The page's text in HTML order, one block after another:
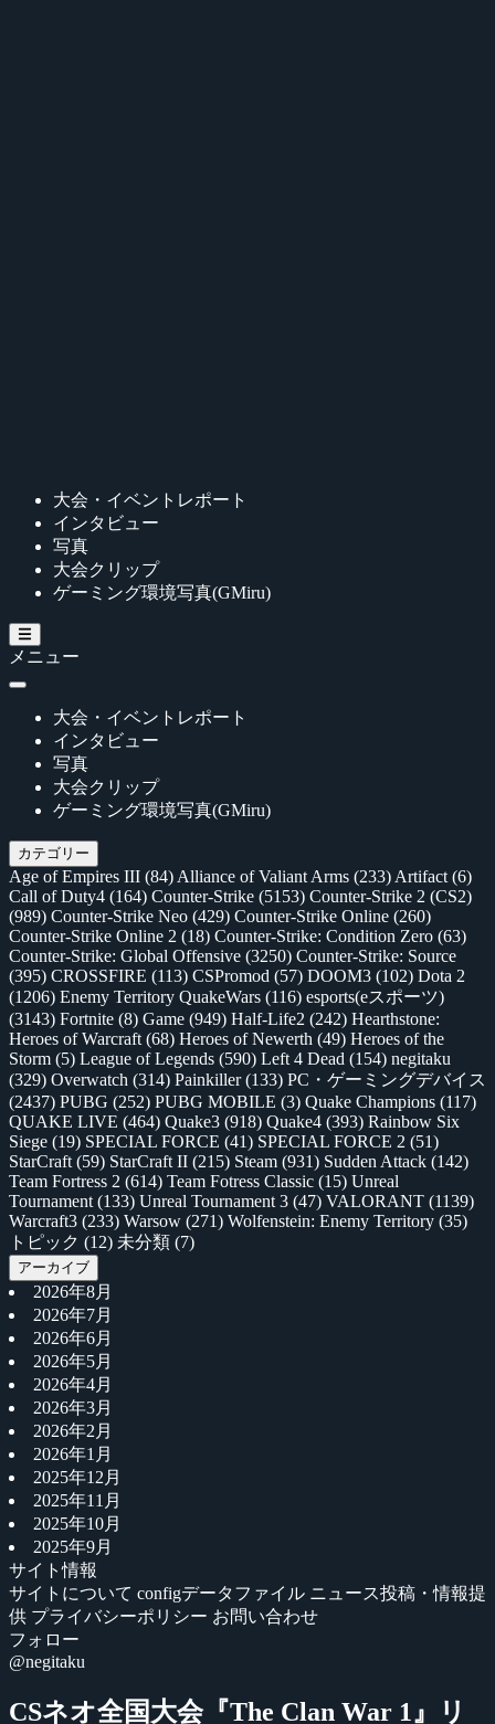
大会・イベントレポート
インタビュー
写真
大会クリップ
ゲーミング環境写真(GMiru)
メニュー
大会・イベントレポート
インタビュー
写真
大会クリップ
ゲーミング環境写真(GMiru)
カテゴリー
Age of Empires III (84) Alliance of Valiant Arms (233) Artifact (6)
Call of Duty4 (164) Counter-Strike (5153) Counter-Strike 2 (CS2)
(989) Counter-Strike Neo (429) Counter-Strike Online (260)
Counter-Strike Online 2 (18) Counter-Strike: Condition Zero (63)
Counter-Strike: Global Offensive (3250) Counter-Strike: Source
(395) CROSSFIRE (113) CSPromod (57) DOOM3 (102) Dota 2
(1206) Enemy Territory QuakeWars (116) esports(eスポーツ)
(3143) Fortnite (8) Game (949) Half-Life2 (242) Hearthstone:
Heroes of Warcraft (68) Heroes of Newerth (49) Heroes of the
Storm (5) League of Legends (590) Left 4 Dead (154) negitaku
(329) Overwatch (314) Painkiller(133) PC・ゲーミングデバイス
(2437) PUBG (252) PUBG MOBILE (3) Quake Champions (117)
QUAKE LIVE (464) Quake3 (918) Quake4 (393) Rainbow Six
Siege (19) SPECIAL FORCE (41) SPECIAL FORCE 2 (51)
StarCraft (59) StarCraft II (215) Steam (931) Sudden Attack (142)
Team Fortress 2 (614) Team Fotress Classic (15) Unreal
Tournament (133) Unreal Tournament 3 (47) VALORANT (1139)
Warcraft3 (233) Warsow (271) Wolfenstein: Enemy Territory (35)
トピック (12) 未分類 (7)
アーカイブ
2026年8月
2026年7月
2026年6月
2026年5月
2026年4月
2026年3月
2026年2月
2026年1月
2025年12月
2025年11月
2025年10月
2025年9月
サイト情報
サイトについて configデータファイル ニュース投稿・情報提
供 プライバシーポリシー お問い合わせ
フォロー
@negitaku
CSネオ全国大会『The Clan War 1』リ